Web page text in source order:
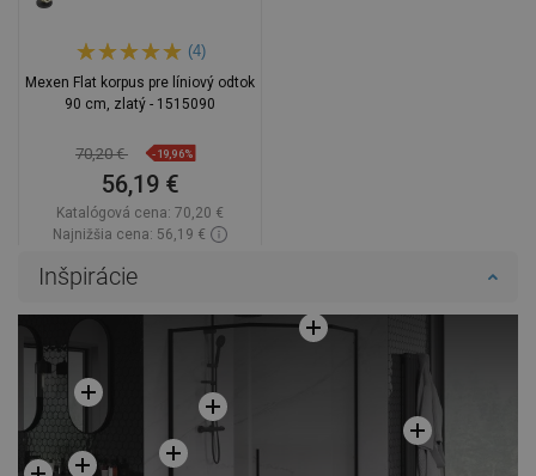
(4)
Mexen Flat korpus pre líniový odtok
90 cm, zlatý - 1515090
70,20 € -19,96%
56,19 €
Katalógová cena: 70,20 €
Najnižšia cena: 56,19 €
Porovnaj
Inšpirácie